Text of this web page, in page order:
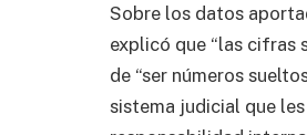
Sobre los datos
explicó que “las cifras
de “ser números
sistema judicial que